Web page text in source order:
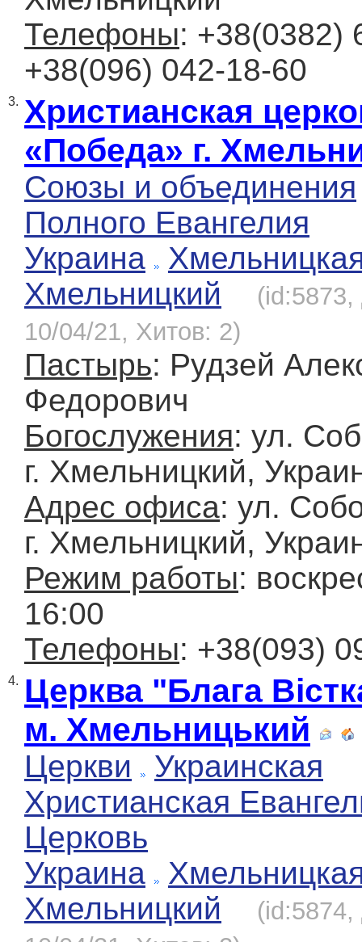
Телефоны: +38(0382)
+38(096) 042-18-60
3. Христианская
«Победа» г.
Союзы и объединения
Полного Евангелия
Украина
Хмельницкий
10/04/21, Хитов: 2)
Пастырь: Рудзей
Федорович
Богослужения: ул.
г. Хмельницкий,
Адрес офиса: ул.
г. Хмельницкий,
Режим работы:
16:00
Телефоны: +38(093)
4. Церква "Блага
м. Хмельницький
Церкви
Украинская
Христианская
Церковь
Украина
Хмельницкий